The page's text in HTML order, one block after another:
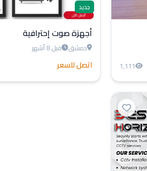
1,111
جديد
أجهزة صوت إحترافية
دمشق قبل 8 أشهر
اتصل للسعر